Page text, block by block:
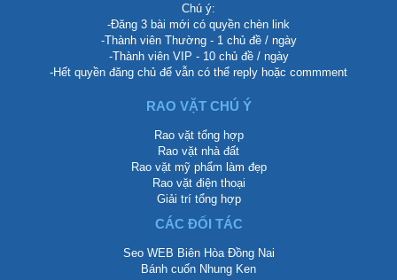
Chú ý:
-Đăng 3 bài mới có quyền chèn link
-Thành viên Thường - 1 chủ đề / ngày
-Thành viên VIP - 10 chủ đề / ngày
-Hết quyền đăng chủ để vẫn có thể reply hoặc commment
RAO VẶT CHÚ Ý
Rao vặt tổng hợp
Rao vặt nhà đất
Rao vặt mỹ phẩm làm đẹp
Rao vặt điện thoại
Giải trí tổng hợp
CÁC ĐỐI TÁC
Seo WEB Biên Hòa Đồng Nai
Bánh cuốn Nhung Ken